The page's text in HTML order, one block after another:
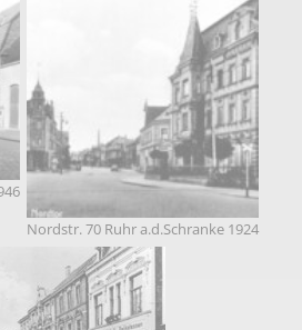
Nordstr. 70 Ruhr a.d.Schranke 1924